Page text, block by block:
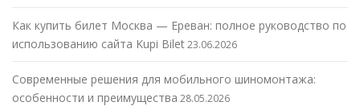
Как купить билет Москва — Ереван: полное руководство по
использованию сайта Kupi Bilet23.06.2026
Современные решения для мобильного шиномонтажа:
особенности и преимущества 28.05.2026